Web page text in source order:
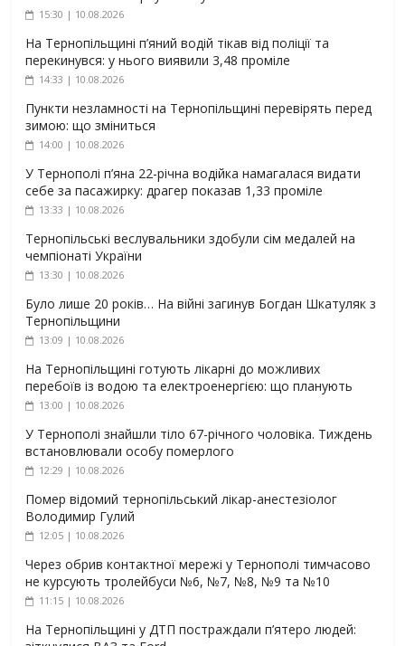
15:30 | 10.08.2026
На Тернопільщині п’яний водій тікав від поліції та
перекинувся: у нього виявили 3,48 проміле
14:33 | 10.08.2026
Пункти незламності на Тернопільщині перевірять перед
зимою: що зміниться
14:00 | 10.08.2026
У Тернополі п’яна 22-річна водійка намагалася видати
себе за пасажирку: драгер показав 1,33 проміле
13:33 | 10.08.2026
Тернопільські веслувальники здобули сім медалей на
чемпіонаті України
13:30 | 10.08.2026
Було лише 20 років… На війні загинув Богдан Шкатуляк з
Тернопільщини
13:09 | 10.08.2026
На Тернопільщині готують лікарні до можливих
перебоїв із водою та електроенергією: що планують
13:00 | 10.08.2026
У Тернополі знайшли тіло 67-річного чоловіка. Тиждень
встановлювали особу померлого
12:29 | 10.08.2026
Помер відомий тернопільський лікар-анестезіолог
Володимир Гулий
12:05 | 10.08.2026
Через обрив контактної мережі у Тернополі тимчасово
не курсують тролейбуси №6, №7, №8, №9 та №10
11:15 | 10.08.2026
На Тернопільщині у ДТП постраждали п’ятеро людей: